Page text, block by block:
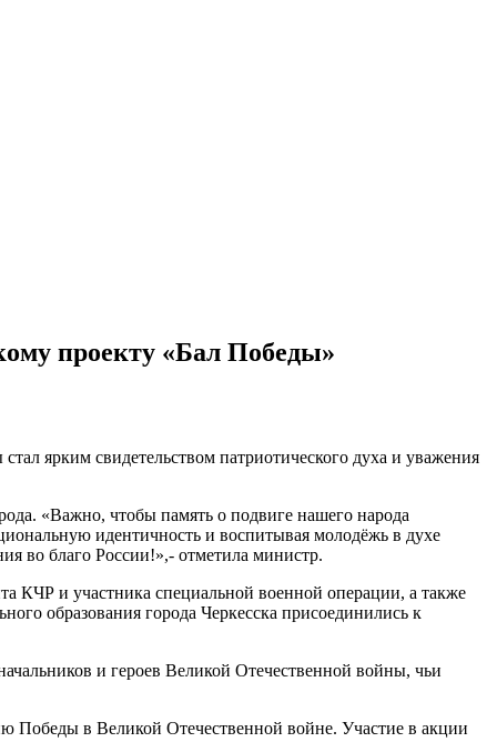
проекту «Бал Победы»
ярким свидетельством патриотического духа и уважения
«Важно, чтобы память о подвиге нашего народа
идентичность и воспитывая молодёжь в духе
во благо России!»,- отметила министр.
КЧР и участника специальной военной операции, а также
образования города Черкесска присоединились к
и героев Великой Отечественной войны, чьи
Победы в Великой Отечественной войне. Участие в акции